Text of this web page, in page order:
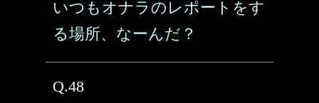
いつもオナラのレポートをす
る場所、なーんだ？
Q.48